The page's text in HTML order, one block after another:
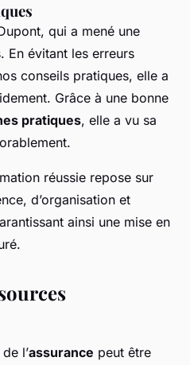
qui a mené une
En évitant les erreurs
conseils pratiques, elle a
Grâce à une bonne
pratiques, elle a vu sa
réussie repose sur
d’organisation et
ainsi une mise en
l’assurance peut être